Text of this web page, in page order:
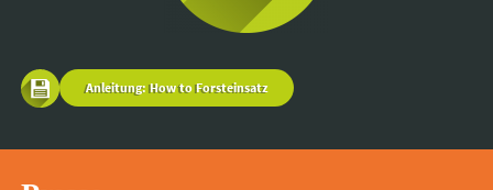
Anleitung: How to Forsteinsatz